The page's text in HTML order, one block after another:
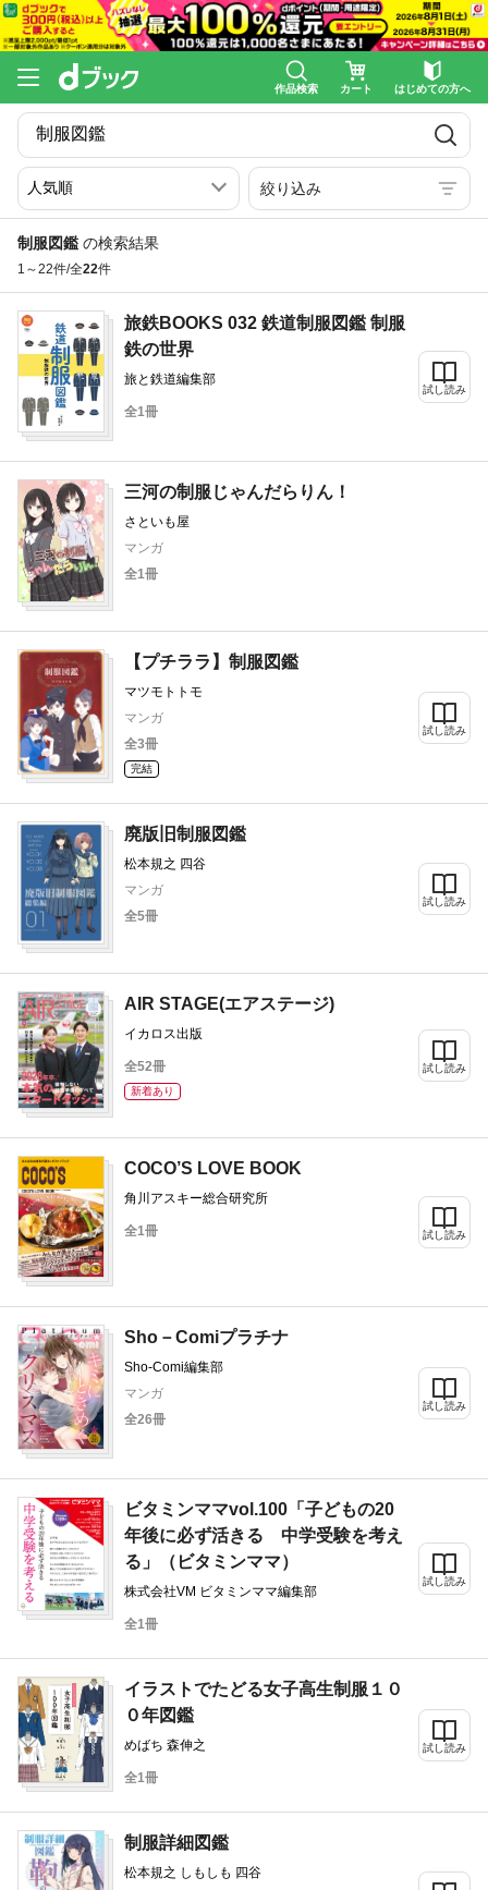
作品検索 カート はじめての方へ
絞り込み
制服図鑑 の検索結果
1～22件/全22件
旅鉄BOOKS 032 鉄道制服図鑑 制服
鉄の世界
旅と鉄道編集部
全1冊
試し読み
三河の制服じゃんだらりん！
さといも屋
マンガ
全1冊
【プチララ】制服図鑑
マツモトトモ
マンガ
全3冊
完結
試し読み
廃版旧制服図鑑
松本規之 四谷
マンガ
全5冊
試し読み
AIR STAGE(エアステージ)
イカロス出版
全52冊
新着あり
試し読み
COCO’S LOVE BOOK
角川アスキー総合研究所
全1冊 試し読み
Sho－Comiプラチナ
Sho-Comi編集部
マンガ
全26冊
試し読み
ビタミンママvol.100「子どもの20
年後に必ず活きる 中学受験を考え
る」（ビタミンママ）
株式会社VM ビタミンママ編集部
全1冊
試し読み
イラストでたどる女子高生制服１０
０年図鑑
めばち 森伸之
全1冊
試し読み
制服詳細図鑑
松本規之 しもしも 四谷